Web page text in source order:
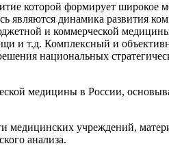
которой формирует широкое
являются динамика развития
и коммерческой
и т.д. Комплексный и
национальных
медицины в России,
медицинских учреждений,
анализа.